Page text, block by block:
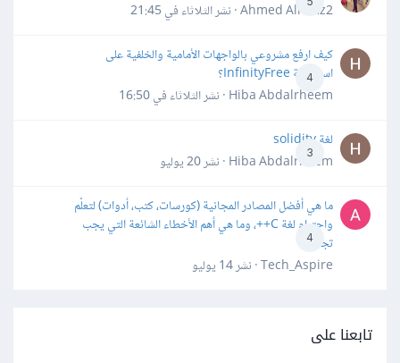
Ahmed Alhafiz2 · نشر
الثلاثاء في 21:45
4
كيف ارفع مشروعي بالواجهات الأمامية والخلفية على
استضافة InfinityFree؟
Hiba Abdalrheem · نشر
الثلاثاء في 16:50
3
لغة solidity
Hiba Abdalrheem · نشر
20 يوليو
4
ما هي أفضل المصادر المجانية (كورسات، كتب، أدوات) لتعلّم
واحترام لغة C++، وما هي أهم الأخطاء الشائعة التي يجب
تجنبها؟
Tech_Aspire · نشر
14 يوليو
تابعنا على